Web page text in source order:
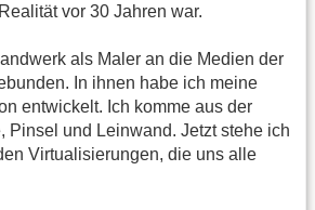
vor 30 Jahren war.
als Maler an die Medien der
In ihnen habe ich meine
entwickelt. Ich komme aus der
Pinsel und Leinwand. Jetzt stehe ich
Virtualisierungen, die uns alle